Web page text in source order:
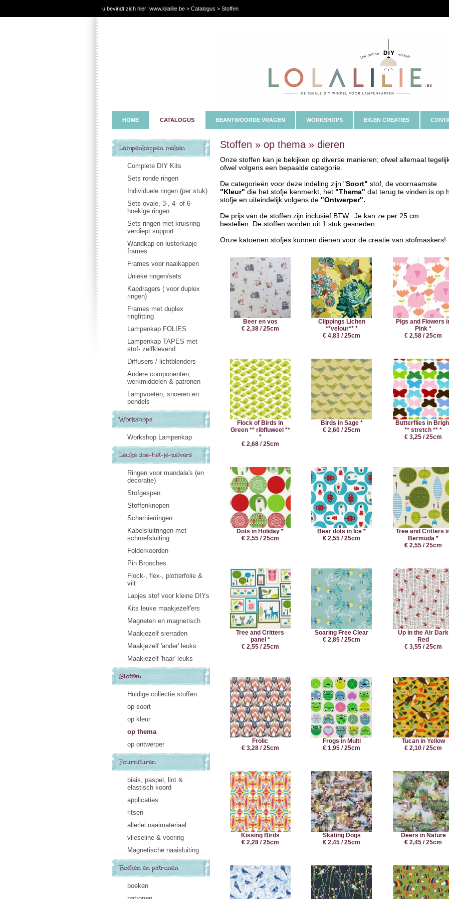
u bevindt zich hier: www.lolalilie.be > Catalogus > Stoffen
HOME CATALOGUS BEANTWOORDE VRAGEN WORKSHOPS EIGEN CREATIES
Lampenkappen maken
Complete DIY Kits
Sets ronde ringen
Individuele ringen (per stuk)
Sets ovale, 3-, 4- of 6-
hoekige ringen
Sets ringen met kruisring
verdiept support
Wandkap en lusterkapje
frames
Frames voor naaikappen
Unieke ringen/sets
Kapdragers ( voor duplex
ringen)
Frames met duplex
ringfitting
Lampenkap FOLIES
Lampenkap TAPES met
stof- zelfklevend
Diffusers / lichtblenders
Andere componenten,
werkmiddelen & patronen
Lampvoeten, snoeren en
pendels
Workshops
Workshop Lampenkap
Leuke doe-het-je-zelvers
Ringen voor mandala's (en
decoratie)
Stofgespen
Stoffenknopen
Scharnierringen
Kabelsluitringen met
schroefsluiting
Folderkoorden
Pin Brooches
Flock-, flex-, plotterfolie &
vilt
Lapjes stof voor kleine DIYs
Kits leuke maakjezelf'ers
Magneten en magnetisch
Maakjezelf sierraden
Maakjezelf 'ander' leuks
Maakjezelf 'haar' leuks
Stoffen
Huidige collectie stoffen
op soort
op kleur
op thema
op ontwerper
Fournituren
biais, paspel, lint &
elastisch koord
applicaties
ritsen
allerlei naaimateriaal
vlieseline & voering
Magnetische naaisluiting
Boeken en patronen
boeken
Stoffen » op thema » dieren
Onze stoffen kan je bekijken op diverse manieren; ofwel allemaal
ofwel volgens een bepaalde categorie.
De categorieën voor deze indeling zijn "Soort" stof, de voornaamste
"Kleur" die het stofje kenmerkt, het "Thema" dat terug te vinden is op
stofje en uiteindelijk volgens de "Ontwerper".
De prijs van de stoffen zijn inclusief BTW. Je kan ze per 25 cm
bestellen. De stoffen worden uit 1 stuk gesneden.
Onze katoenen stofjes kunnen dienen voor de creatie van stofmaskers!
Beer en vos
€ 2,38 / 25cm
Clippings Lichen
**velour** *
€ 4,83 / 25cm
Pigs and Flowers
Pink *
€ 2,58 / 25cm
Flock of Birds in
Green ** ribfluweel **
*
€ 2,68 / 25cm
Birds in Sage *
€ 2,60 / 25cm
Butterflies in
** stretch ** *
€ 3,25 / 25cm
Dots in Holiday *
€ 2,55 / 25cm
Bear dots in Ice *
€ 2,55 / 25cm
Tree and Critters
Bermuda *
€ 2,55 / 25cm
Tree and Critters
panel *
€ 2,55 / 25cm
Soaring Free Clear
€ 2,85 / 25cm
Up in the Air Dark
Red
€ 3,55 / 25cm
Frolic
€ 3,28 / 25cm
Frogs in Multi
€ 1,95 / 25cm
Tucan in Yellow
€ 2,10 / 25cm
Kissing Birds
€ 2,28 / 25cm
Skating Dogs
€ 2,45 / 25cm
Deers in Nature
€ 2,45 / 25cm